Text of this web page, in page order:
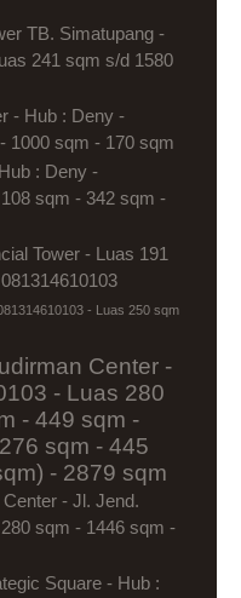
TB. Simatupang -
241 sqm s/d 1580
- Hub : Deny -
1000 sqm - 170 sqm
: Deny -
sqm - 342 sqm -
Tower - Luas 191
- Luas 250 sqm
Center -
- Luas 280
- 449 sqm -
sqm - 445
- 2879 sqm
- Jl. Jend.
sqm - 1446 sqm -
Square - Hub :